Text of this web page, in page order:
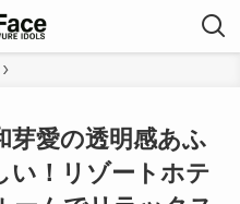
愛の透明感あふ
い！リゾートホテ